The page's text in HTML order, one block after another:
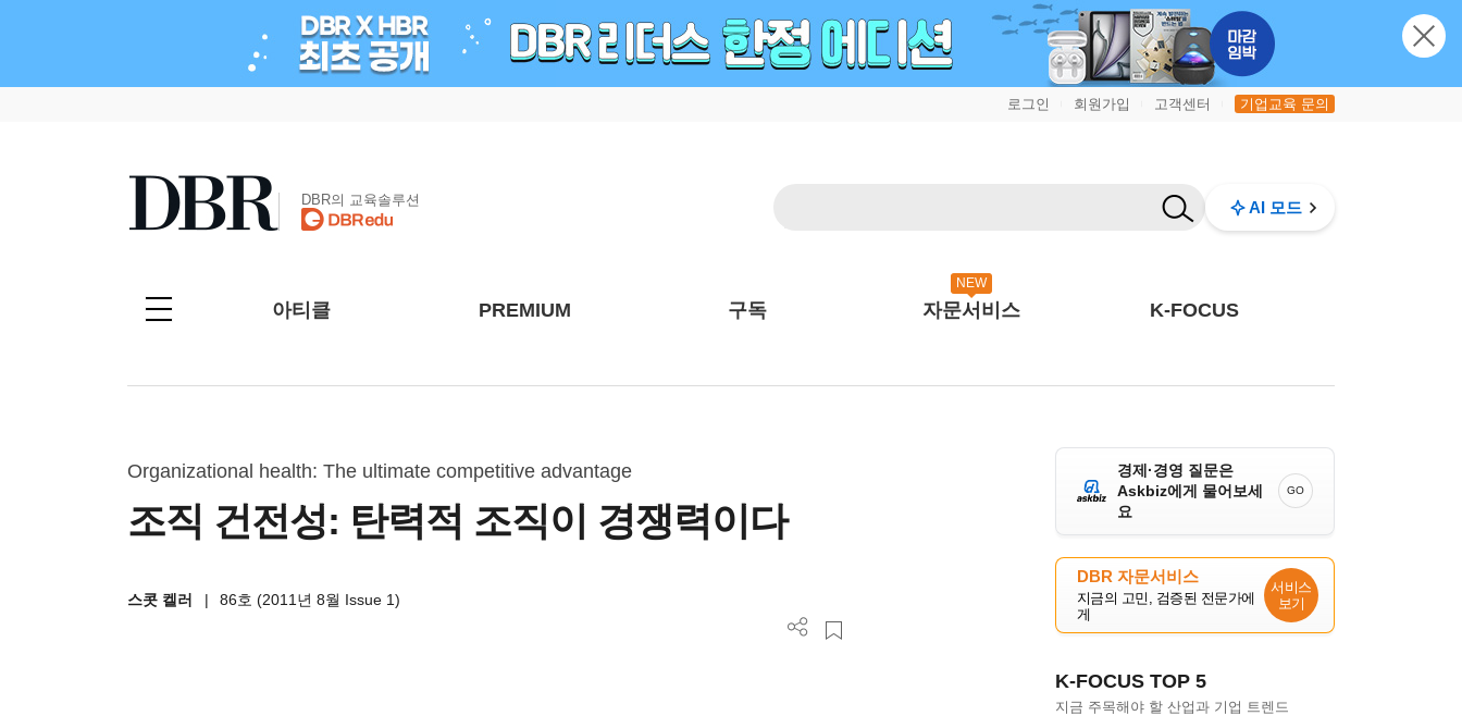
로그인 회원가입 고객센터 기업교육 문의
DBR의 교육솔루션 AI 모드
아티클 PREMIUM 구독
NEW
자문서비스 K-FOCUS
Organizational health: The ultimate competitive advantage
조직 건전성: 탄력적 조직이 경쟁력이다
스콧 켈러 | 86호 (2011년 8월 Issue 1)
경제·경영 질문은
Askbiz에게 물어보세
요
GO
DBR 자문서비스
지금의 고민, 검증된 전문가에
게
서비스
보기
K-FOCUS TOP 5
지금 주목해야 할 산업과 기업 트렌드